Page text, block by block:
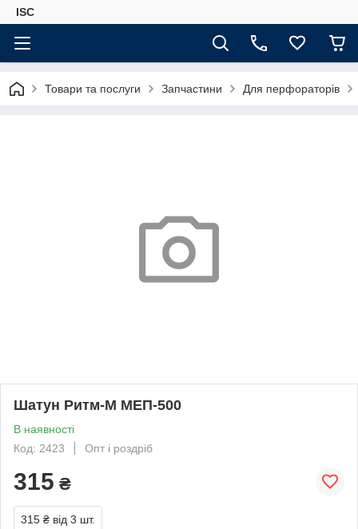
ISC
Товари та послуги Запчастини Для перфораторів
Шатун Ритм-М МЕП-500
В наявності
Код: 2423
Опт і роздріб
315 ₴
315 ₴ від 3 шт.